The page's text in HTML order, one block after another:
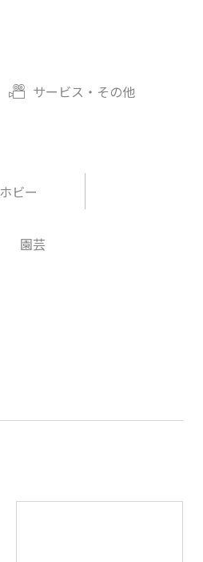
サービス・その他
ホビー
園芸